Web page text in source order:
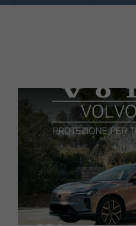
Auto Usate
Novità Sui Nostri Veicoli
Lavora Con Noi
Contattaci